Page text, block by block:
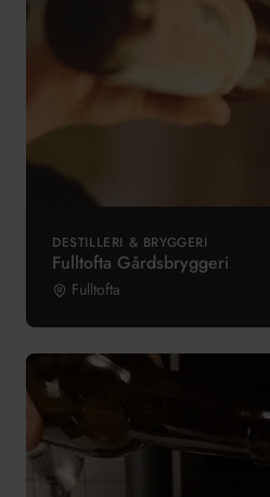
DESTILLERI & BRYGGERI
Fulltofta Gårdsbryggeri
Fulltofta